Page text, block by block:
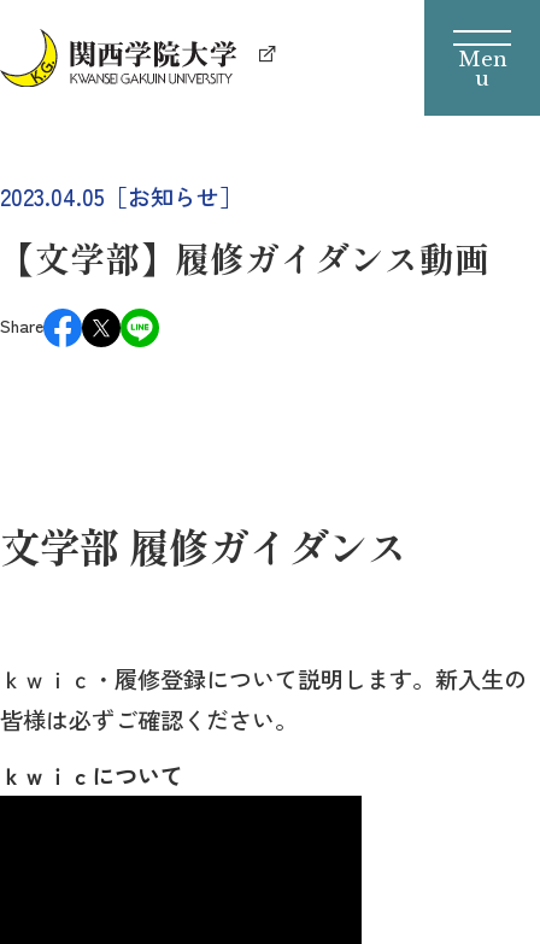
2023.04.05［お知らせ］
【文学部】履修ガイダンス動画
Share
文学部 履修ガイダンス
ｋｗｉｃ・履修登録について説明します。新入生の
皆様は必ずご確認ください。
ｋｗｉｃについて